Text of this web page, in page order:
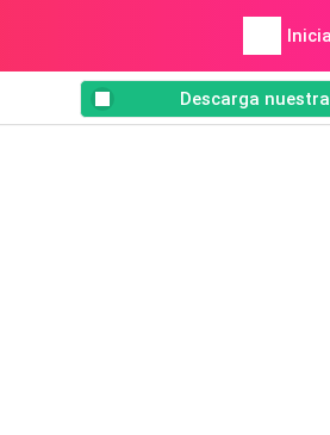
Descarga